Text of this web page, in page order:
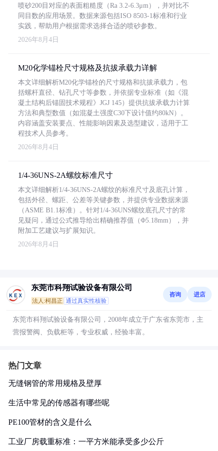
喷砂200目对应的表面粗糙度（Ra 3.2-6.3μm），并对比不
同目数的应用场景。数据来源包括ISO 8503-1标准和行业
实践，帮助用户根据需求选择合适的喷砂参数。
2026年8月4日
M20化学锚栓尺寸规格及抗拔承载力详解
本文详细解析M20化学锚栓的尺寸规格和抗拔承载力，包
括螺杆直径、钻孔尺寸等参数，并依据专业标准（如《混
凝土结构后锚固技术规程》JGJ 145）提供抗拔承载力计算
方法和典型数值（如混凝土强度C30下设计值约80kN）。
内容涵盖安装要点、性能影响因素及选型建议，适用于工
程技术人员参考。
2026年8月4日
1/4-36UNS-2A螺纹标准尺寸
本文详细解析1/4-36UNS-2A螺纹的标准尺寸及底孔计算，
包括外径、螺距、公差等关键参数，并提供专业数据来源
（ASME B1.1标准）。针对1/4-36UNS螺纹底孔尺寸的常
见疑问，通过公式推导给出精确推荐值（Φ5.18mm），并
附加工艺建议与扩展知识。
2026年8月4日
东莞市科翔试验设备有限公司
法人:柯昌正 通过真实性核验
咨询 进店
东莞市科翔试验设备有限公司，2008年成立于广东省东莞市，主
营报警阀、负载柜等，专业权威，经验丰富。
热门文章
无缝钢管的常用规格及壁厚
生活中常见的传感器有哪些呢
PE100管材的含义是什么
工业厂房载重标准：一平方米能承受多少公斤